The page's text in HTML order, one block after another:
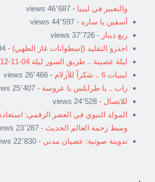
والتعبير في ليبيا - 46٬687 views
آسفين يا ساره - 44٬597 views
ربع دينار - 37٬726 views
احذرو التقليد (إسطوانات غاز الطهي) - 37٬194 views
ليلة عصيبة .. طريق السور ليلة 04-11-2012
ليبيات 6 .. شكراً للأزلام
- 26٬466 views
راب .. يا طرابلس يا عروسة - 25٬407 views
للاتصال - 24٬528 views
المولد النبوي في العصر الرقمي:
وسط زحمة العالم الحديث - 23٬287 views
تدوينة صوتية: عصيان مدني - 22٬830 views